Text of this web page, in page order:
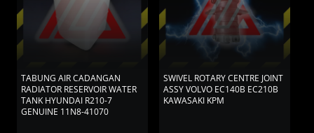
TABUNG AIR CADANGAN
RADIATOR RESERVOIR WATER
TANK HYUNDAI R210-7
GENUINE 11N8-41070
SWIVEL ROTARY CENTRE JOINT
ASSY VOLVO EC140B EC210B
KAWASAKI KPM